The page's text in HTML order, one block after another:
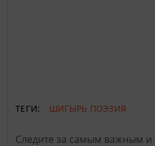
ТЕГИ: ШИГЫРЬ ПОЭЗИЯ
Следите за самым важным